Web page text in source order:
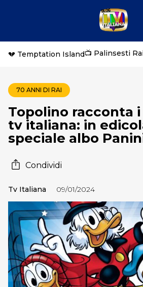
💔 Temptation Island📺 Palinsesti
70 ANNI DI RAI
Topolino racconta
tv italiana: in
speciale albo
Condividi
Tv Italiana 09/01/2024